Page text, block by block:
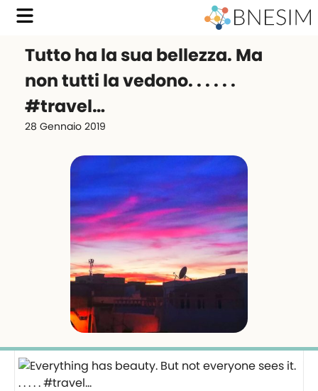
Tutto ha la sua bellezza. Ma
non tutti la vedono. . . . . .
#travel…
28 Gennaio 2019